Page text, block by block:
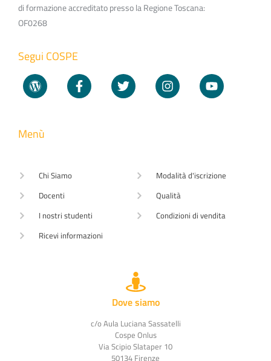
di formazione accreditato presso la Regione Toscana:
OF0268
Segui COSPE
Menù
Chi Siamo
Docenti
I nostri studenti
Ricevi informazioni
Modalità d'iscrizione
Qualità
Condizioni di vendita
Dove siamo
c/o Aula Luciana Sassatelli
Cospe Onlus
Via Scipio Slataper 10
50134 Firenze